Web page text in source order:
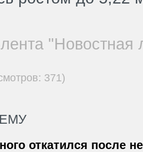
"Новостная
371)
откатился после